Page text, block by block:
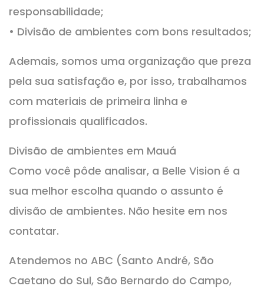
responsabilidade;
• Divisão de ambientes com bons resultados;
Ademais, somos uma organização que preza
pela sua satisfação e, por isso, trabalhamos
com materiais de primeira linha e
profissionais qualificados.
Divisão de ambientes em Mauá
Como você pôde analisar, a Belle Vision é a
sua melhor escolha quando o assunto é
divisão de ambientes. Não hesite em nos
contatar.
Atendemos no ABC (Santo André, São
Caetano do Sul, São Bernardo do Campo,